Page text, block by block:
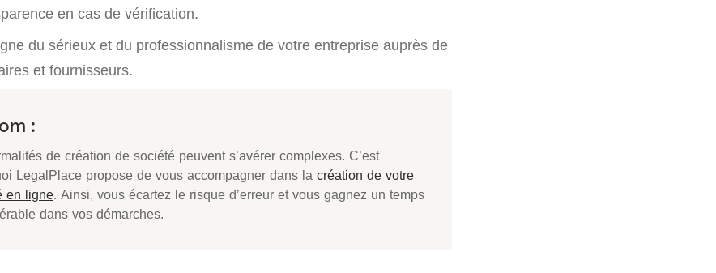
en cas de vérification.
du sérieux et du professionnalisme de votre entreprise auprès de
et fournisseurs.
:
de création de société peuvent s’avérer complexes. C’est
LegalPlace propose de vous accompagner dans la création de votre
en ligne. Ainsi, vous écartez le risque d’erreur et vous gagnez un temps
dans vos démarches.